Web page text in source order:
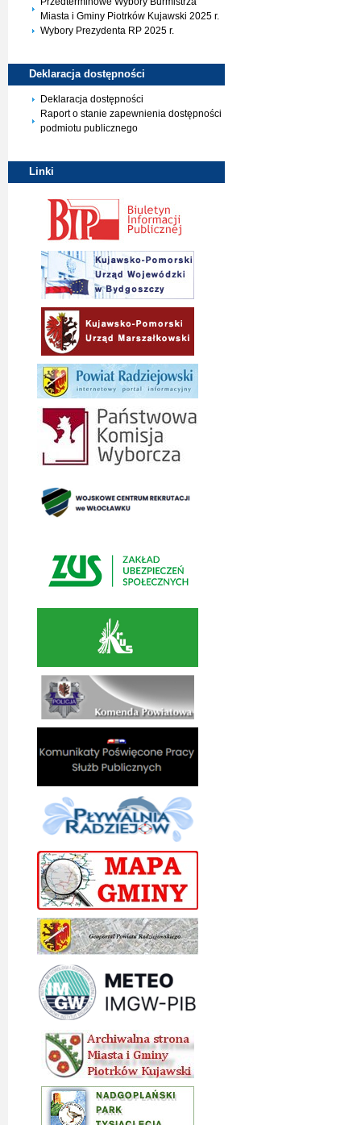
Miasta i Gminy Piotrków Kujawski 2025 r.
Wybory Prezydenta RP 2025 r.
Deklaracja dostępności
Deklaracja dostępności
Raport o stanie zapewnienia dostępności
podmiotu publicznego
Linki